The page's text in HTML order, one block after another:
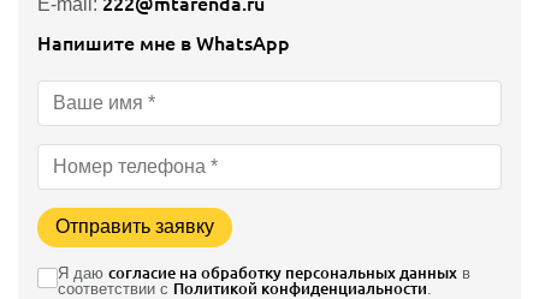
Напишите мне в WhatsApp
Отправить заявку
Я даю согласие на обработку персональных данных в
соответствии с Политикой конфиденциальности